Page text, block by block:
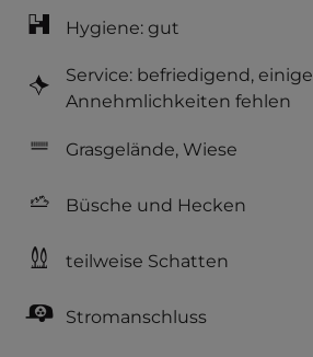
Hygiene: gut
Service: befriedigend, einige
Annehmlichkeiten fehlen
Grasgelände, Wiese
Büsche und Hecken
teilweise Schatten
Stromanschluss